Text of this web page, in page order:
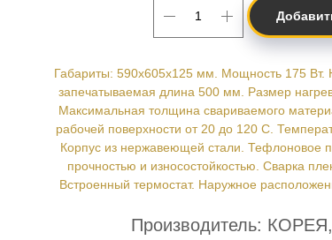
Габариты: 590х605х125 мм. Мощность 175
запечатываемая длина 500 мм. Размер
Максимальная толщина свариваемого
рабочей поверхности от 20 до 120 С.
Корпус из нержавеющей стали. Тефлоновое
прочностью и износостойкостью. Сварка
Встроенный термостат. Наружное
Производитель: